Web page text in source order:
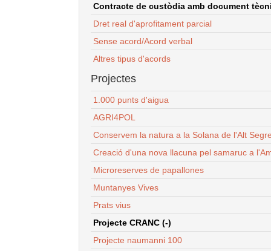
Contracte de custòdia amb document
Dret real d'aprofitament parcial
Sense acord/Acord verbal
Altres tipus d'acords
Projectes
1.000 punts d'aigua
AGRI4POL
Conservem la natura a la Solana de l'Alt
Creació d'una nova llacuna pel samaruc a
Microreserves de papallones
Muntanyes Vives
Prats vius
Projecte CRANC (-)
Projecte naumanni 100